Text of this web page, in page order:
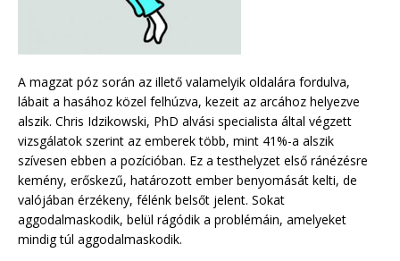
A magzat póz során az illető valamelyik oldalára fordulva,
lábait a hasához közel felhúzva, kezeit az arcához helyezve
alszik. Chris Idzikowski, PhD alvási specialista által végzett
vizsgálatok szerint az emberek több, mint 41%-a alszik
szívesen ebben a pozícióban. Ez a testhelyzet első ránézésre
kemény, erőskezű, határozott ember benyomását kelti, de
valójában érzékeny, félénk belsőt jelent. Sokat
aggodalmaskodik, belül rágódik a problémáin, amelyeket
mindig túl aggodalmaskodik.